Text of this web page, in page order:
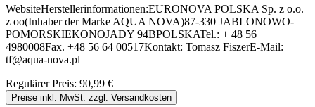
WebsiteHerstellerinformationen:EURONOVA POLSKA Sp. z o.o.
z oo(Inhaber der Marke AQUA NOVA)87-330 JABLONOWO-
POMORSKIEKONOJADY 94BPOLSKATel.: + 48 56
4980008Fax. +48 56 64 00517Kontakt: Tomasz FiszerE-Mail:
tf@aqua-nova.pl
Regulärer Preis: 90,99 €
Preise inkl. MwSt. zzgl. Versandkosten